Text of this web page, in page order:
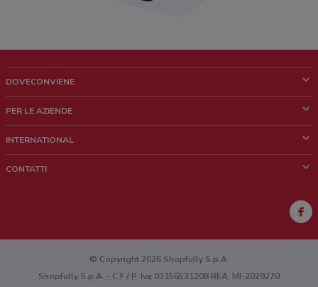
DOVECONVIENE
Chi siamo
Lavora con noi
PER LE AZIENDE
Richieste commerciali e marketing
INTERNATIONAL
CONTATTI
Hai un malfunzionamento sul web o sull'app?
© Copyright 2026 Shopfully S.p.A.
Shopfully S.p.A. - C.F / P. Iva 03156531208 REA: MI-2029270